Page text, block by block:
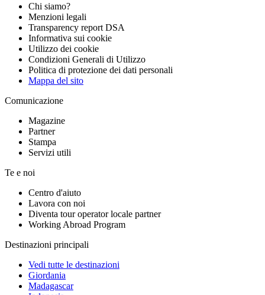
Chi siamo?
Menzioni legali
Transparency report DSA
Informativa sui cookie
Utilizzo dei cookie
Condizioni Generali di Utilizzo
Politica di protezione dei dati personali
Mappa del sito
Comunicazione
Magazine
Partner
Stampa
Servizi utili
Te e noi
Centro d'aiuto
Lavora con noi
Diventa tour operator locale partner
Working Abroad Program
Destinazioni principali
Vedi tutte le destinazioni
Giordania
Madagascar